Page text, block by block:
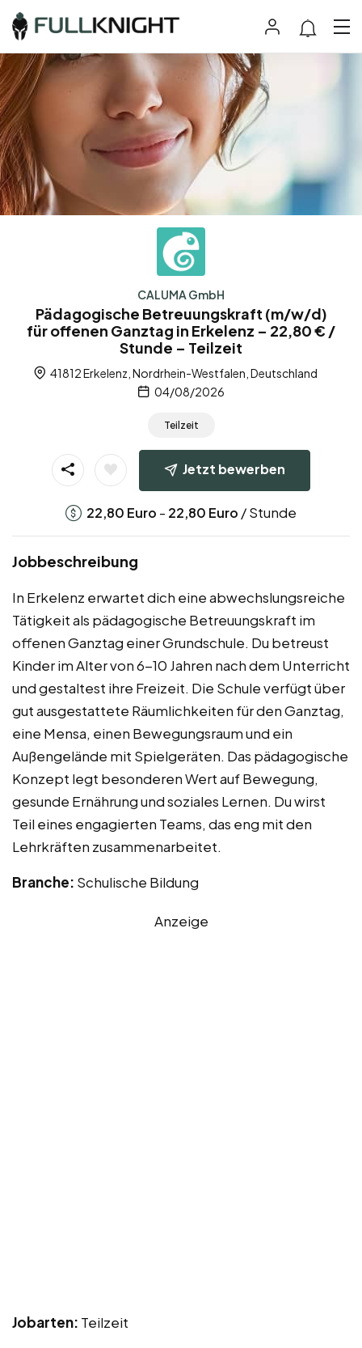
CALUMA GmbH
Pädagogische Betreuungskraft (m/w/d)
für offenen Ganztag in Erkelenz – 22,80 € /
Stunde – Teilzeit
41812 Erkelenz, Nordrhein-Westfalen, Deutschland
04/08/2026
Teilzeit
Jetzt bewerben
22,80 Euro - 22,80 Euro / Stunde
Jobbeschreibung
In Erkelenz erwartet dich eine abwechslungsreiche
Tätigkeit als pädagogische Betreuungskraft im
offenen Ganztag einer Grundschule. Du betreust
Kinder im Alter von 6-10 Jahren nach dem Unterricht
und gestaltest ihre Freizeit. Die Schule verfügt über
gut ausgestattete Räumlichkeiten für den Ganztag,
eine Mensa, einen Bewegungsraum und ein
Außengelände mit Spielgeräten. Das pädagogische
Konzept legt besonderen Wert auf Bewegung,
gesunde Ernährung und soziales Lernen. Du wirst
Teil eines engagierten Teams, das eng mit den
Lehrkräften zusammenarbeitet.
Branche: Schulische Bildung
Anzeige
Jobarten: Teilzeit